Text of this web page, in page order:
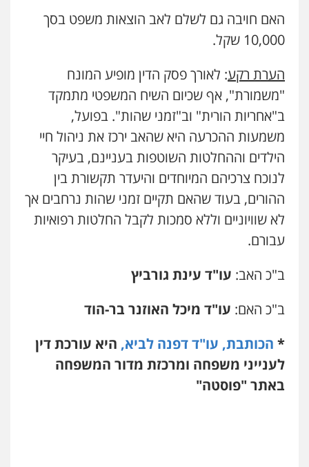
עו"ד קובי בן שעיה
פלילי צווארון לבן צבאי
עו"ד אלון ארז
פלילי צבאי סמים אלימות במשפחה צווארון
לבן
עו"ד לימור רוט חזן
פלילי מעצרים צווארון לבן פשיעה חמורה
0523407232
0546364651
פלילי מעצרים וחקירות
נוער רישום פלילי
0522763105
האם חויבה גם לשלם לאב הוצאות משפט בסך
10,000 שקל.
הערת רקע: לאורך פסק הדין מופיע המונח
"משמורת", אף שכיום השיח המשפטי מתמקד
ב"אחריות הורית" וב"זמני שהות". בפועל,
משמעות ההכרעה היא שהאב ירכז את ניהול חיי
הילדים וההחלטות השוטפות בעניינם, בעיקר
לנוכח צרכיהם המיוחדים והיעדר תקשורת בין
ההורים, בעוד שהאם תקיים זמני שהות נרחבים אך
לא שוויוניים וללא סמכות לקבל החלטות רפואיות
עבורם.
ב"כ האב: עו"ד עינת גורביץ
ב"כ האם: עו"ד מיכל האוזנר בר-הוד
* הכותבת, עו"ד דפנה לביא, היא עורכת דין
לענייני משפחה ומרכזת מדור המשפחה
באתר "פוסטה"
0549475678
כבריאן, מזר – משרד עורכי דין
פלילי מעצרים וחקירות
0543986802
עו"ד זוהר ארבל
פלילי פשיעה חמורה מעצרים וחקירות
קטינים
עו"ד שגיא אקו
פלילי מעצרים וחקירות
0525279829
לוי מלאך דדון – משרד עו"ד
פלילי פשיעה חמורה מעצרים וחקירות
0544231863